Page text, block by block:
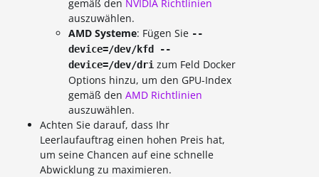
gemäß den NVIDIA Richtlinien
auszuwählen.
AMD Systeme: Fügen Sie --
device=/dev/kfd --
device=/dev/dri zum Feld Docker
Options hinzu, um den GPU-Index
gemäß den AMD Richtlinien
auszuwählen.
Achten Sie darauf, dass Ihr
Leerlaufauftrag einen hohen Preis hat,
um seine Chancen auf eine schnelle
Abwicklung zu maximieren.